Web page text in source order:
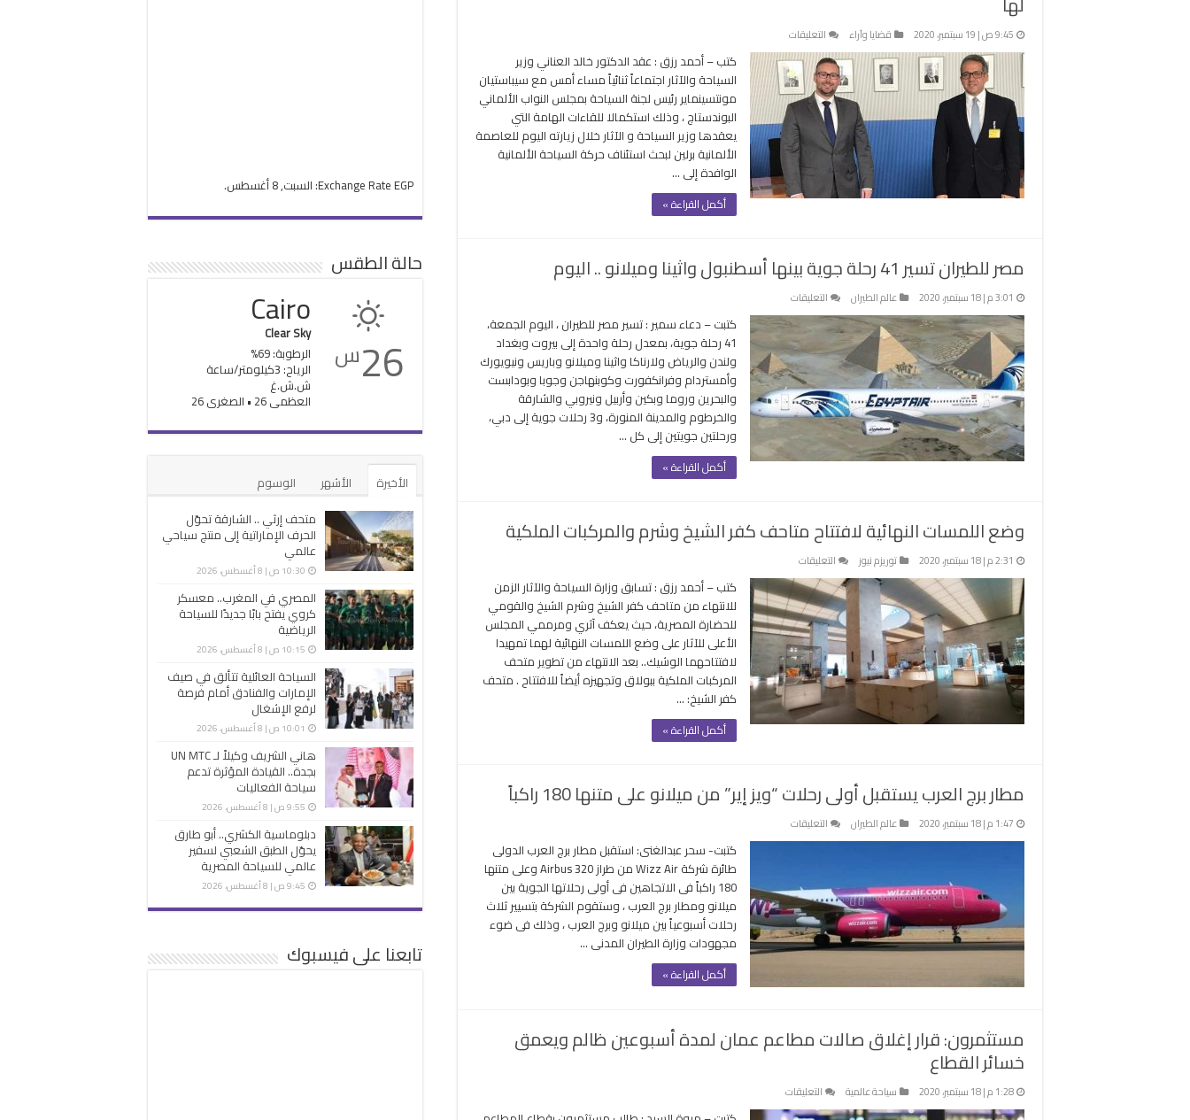
9:45 ص | 19 سبتمبر، 2020 قضايا وآراء التعليقات
البوندستاج
:
مصر
واحدة
من
وجهات
السفر
المفضلة
للسائحين
لها
مغلقة
كتب – أحمد رزق : عقد الدكتور خالد العناني وزير
السياحة والآثار اجتماعاً ثنائياً مساء أمس مع سيباستيان
مونتسينماير رئيس لجنة السياحة بمجلس النواب الألماني
البوندستاج ، وذلك استكمالا للقاءات الهامة التي
يعقدها وزير السياحة و الآثار خلال زيارته اليوم للعاصمة
الألمانية برلين لبحث استئناف حركة السياحة الألمانية
الوافدة إلى …
أكمل القراءة »
مصر للطيران تسير 41 رحلة جوية بينها أسطنبول واثينا وميلانو .. اليوم
3:01 م | 18 سبتمبر، 2020 عالم الطيران التعليقات
مصر
للطيران
تسير
41
رحلة
جوية
بينها
أسطنبول
واثينا
مغلقة
كتبت – دعاء سمير : تسير مصر للطيران ، اليوم الجمعة،
41 رحلة جوية، بمعدل رحلة واحدة إلى بيروت وبغداد
ولندن والرياض ولارناكا واثينا وميلانو وباريس ونيويورك
وأمستردام وفرانكفورت وكوبنهاجن وجوبا وبودابست
والبحرين وروما وبكين وأربيل ونيروبي والشارقة
والخرطوم والمدينة المنورة، و3 رحلات جوية إلى دبي،
ورحلتين جويتين إلى كل …
أكمل القراءة »
وضع اللمسات النهائية لافتتاح متاحف كفر الشيخ وشرم والمركبات الملكية
2:31 م | 18 سبتمبر، 2020 توريزم نيوز التعليقات
وضع
اللمسات
النهائية
لافتتاح
متاحف
كفر
الشيخ
وشرم
والمركبات
كتب – أحمد رزق : تسابق وزارة السياحة والآثار الزمن
للانتهاء من متاحف كفر الشيخ وشرم الشيخ والقومي
للحضارة المصرية، حيث يعكف آثري ومرممي المجلس
الأعلى للآثار على وضع اللمسات النهائية لهما تمهيدا
لافتتاحهما الوشيك.. بعد الانتهاء من تطوير متحف
المركبات الملكية ببولاق وتجهيزه أيضاً للافتتاح . متحف
كفر الشيخ: …
أكمل القراءة »
مطار برج العرب يستقبل أولى رحلات “ويز إير” من ميلانو على متنها 180 راكباً
1:47 م | 18 سبتمبر، 2020 عالم الطيران التعليقات
مطار
يستقبل
أولى
رحلات
“ويز
متنها
مغلقة
كتبت- سحر عبدالغنى: استقبل مطار برج العرب الدولى
طائرة شركة Wizz Air من طراز Airbus 320 وعلى متنها
180 راكباً فى الاتجاهين فى أولى رحلاتها الجوية بين
ميلانو ومطار برج العرب ، وستقوم الشركة بتسيير ثلاث
رحلات أسبوعياً بين ميلانو وبرج العرب ، وذلك فى ضوء
مجهودات وزارة الطيران المدنى …
أكمل القراءة »
مستثمرون: قرار إغلاق صالات مطاعم عمان لمدة أسبوعين ظالم ويعمق
خسائر القطاع
1:28 م | 18 سبتمبر، 2020 سياحة عالمية التعليقات
مستثمرون:
Exchange Rate EGP : السبت, 8 أغسطس.
حالة الطقس
26س
Cairo
Clear Sky
الرطوبة: 69%
الرياح: 3كيلومتر/ساعة
ش.ش.غ
العظمى 26 • الصغرى 26
الأخيرة الأشهر
الوسوم
متحف إرثي .. الشارقة تحوّل
الحرف الإماراتية إلى منتج سياحي
عالمي
10:30 ص | 8 أغسطس، 2026
المصري في المغرب.. معسكر
كروي يفتح بابًا جديدًا للسياحة
الرياضية
10:15 ص | 8 أغسطس، 2026
السياحة العائلية تتألق في صيف
الإمارات والفنادق أمام فرصة
لرفع الإشغال
10:01 ص | 8 أغسطس، 2026
هاني الشريف وكيلاً لـ UN MTC
بجدة.. القيادة المؤثرة تدعم
سياحة الفعاليات
9:55 ص | 8 أغسطس، 2026
دبلوماسية الكشري.. أبو طارق
يحوّل الطبق الشعبي لسفير
عالمي للسياحة المصرية
9:45 ص | 8 أغسطس، 2026
تابعنا على فيسبوك